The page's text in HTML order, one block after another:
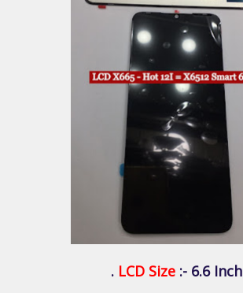
LCD Size:- 6.6 Inch .